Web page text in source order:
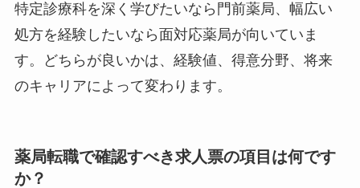
特定診療科を深く学びたいなら門前薬局、幅広い
処方を経験したいなら面対応薬局が向いていま
す。どちらが良いかは、経験値、得意分野、将来
のキャリアによって変わります。
薬局転職で確認すべき求人票の項目は何です
か？